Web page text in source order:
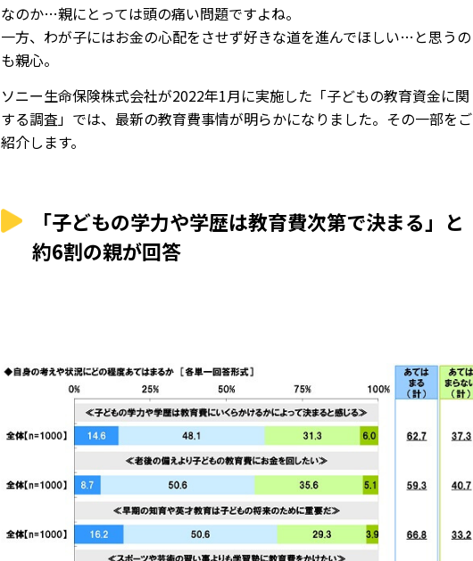
なのか…親にとっては頭の痛い問題ですよね。
一方、わが子にはお金の心配をさせず好きな道を進んでほしい…と思うの
も親心。
ソニー生命保険株式会社が2022年1月に実施した「子どもの教育資金に関
する調査」では、最新の教育費事情が明らかになりました。その一部をご
紹介します。
「子どもの学力や学歴は教育費次第で決まる」と
約6割の親が回答